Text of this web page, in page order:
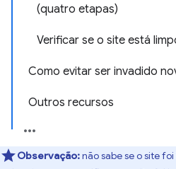
(quatro etapas)
Verificar se o site está
Como evitar ser invadido
Outros recursos
Observação:não sabe se o site